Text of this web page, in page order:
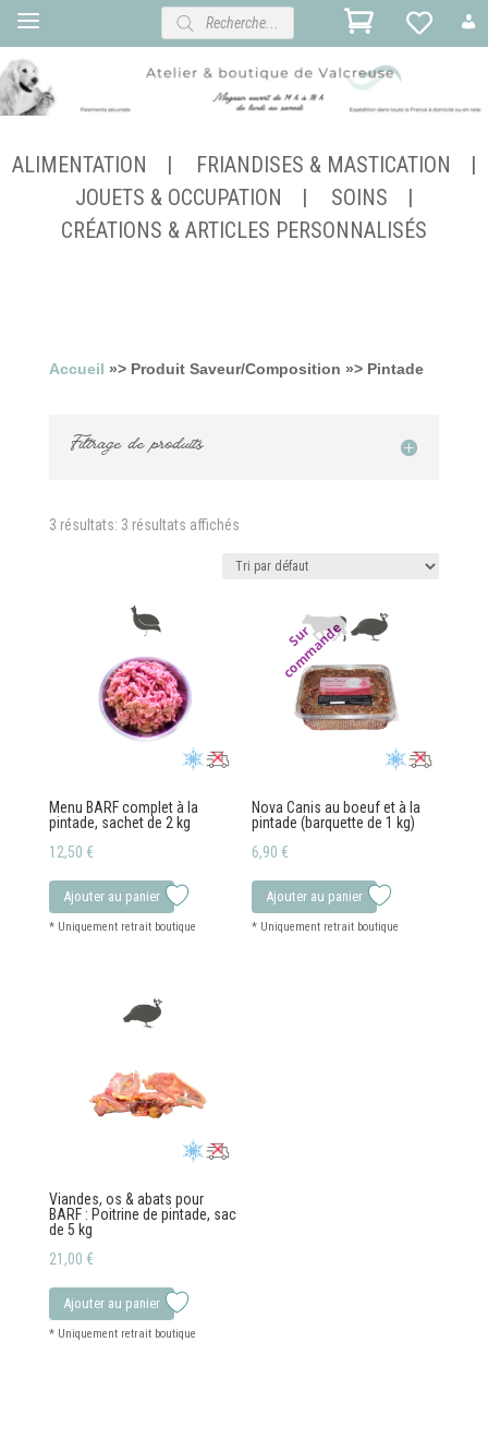
Recherche
produits
ALIMENTATION
FRIANDISES & MASTICATION
JOUETS & OCCUPATION
SOINS
CRÉATIONS & ARTICLES PERSONNALISÉS
Accueil »> Produit Saveur/Composition »> Pintade
Filtrage de produits
3 résultats: 3 résultats affichés
Menu BARF complet à la
pintade, sachet de 2 kg
12,50 €
Ajouter au panier
S
u
r
c
o
m
m
a
n
d
e
Nova Canis au boeuf et à la
pintade (barquette de 1 kg)
6,90 €
Ajouter au panier
Viandes, os & abats pour
BARF : Poitrine de pintade, sac
de 5 kg
21,00 €
Ajouter au panier